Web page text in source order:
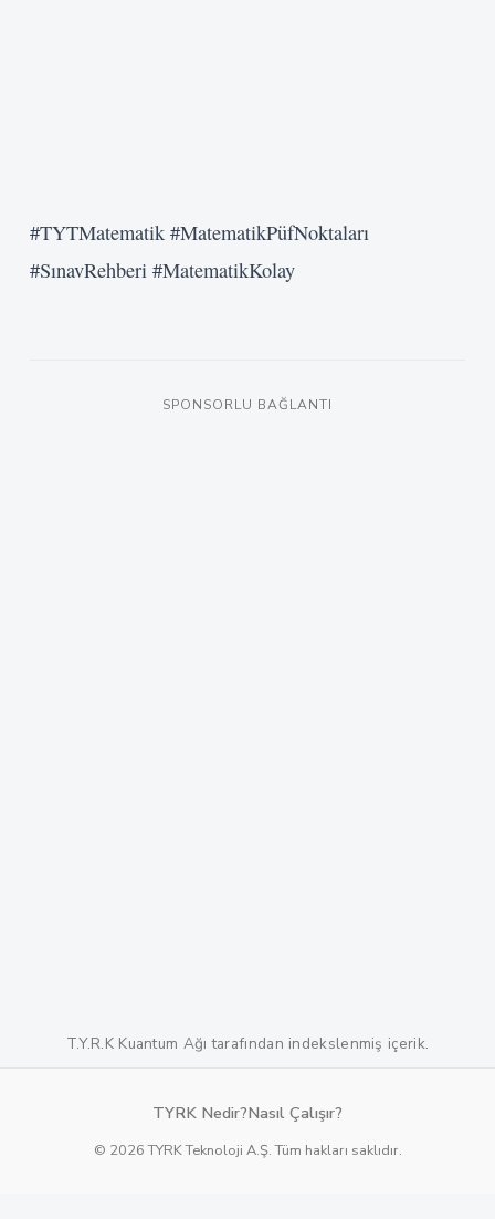
#TYTMatematik #MatematikPüfNoktaları
#SınavRehberi #MatematikKolay
SPONSORLU BAĞLANTI
T.Y.R.K Kuantum Ağı tarafından indekslenmiş içerik.
TYRK Nedir?Nasıl Çalışır?
© 2026 TYRK Teknoloji A.Ş. Tüm hakları saklıdır.